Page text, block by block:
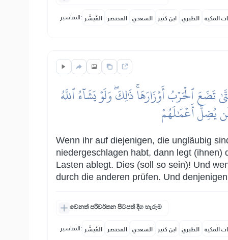
التفاسير: المُيسَّر المختصر السعدي ابن كثير الطبري المكية
تَضَعَ ٱلۡحَرۡبُ أَوۡزَارَهَاۚ ذَٰلِكَۖ وَلَوۡ يَشَآءُ ٱللَّهُ
يُضِلَّ أَعۡمَٰلَهُمۡ
Wenn ihr auf diejenigen, die ungläubig
niedergeschlagen habt, dann legt
Lasten ablegt. Dies (soll so sein)! Und
durch die anderen prüfen. Und
වෙනත් පරිවර්තන පිටපත් දිග හැරුම
التفاسير: المُيسَّر المختصر السعدي ابن كثير الطبري المكية